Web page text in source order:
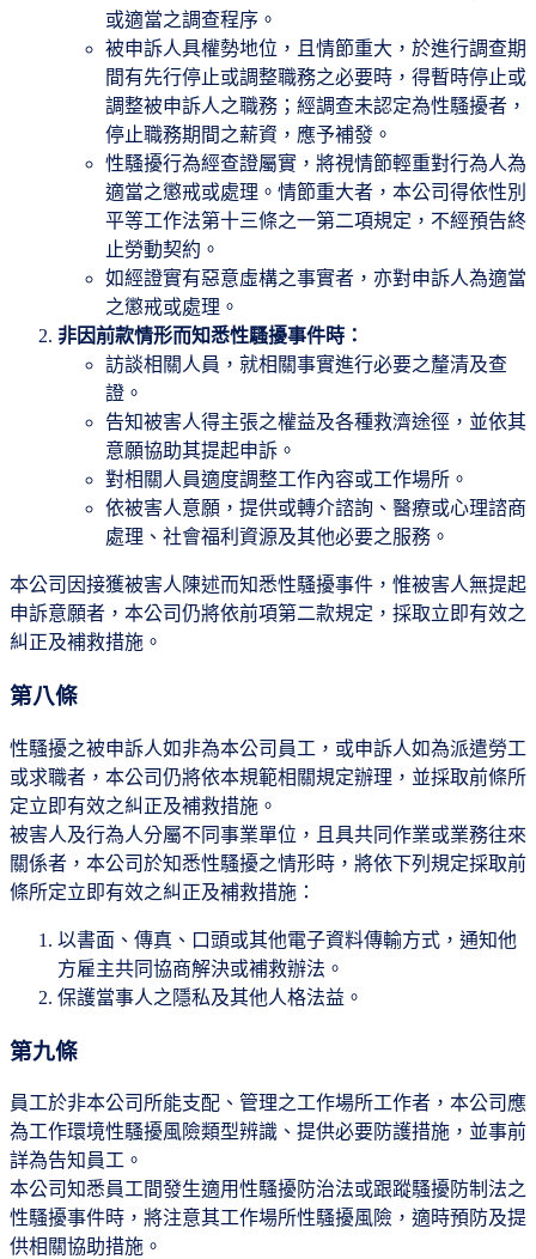
或適當之調查程序。
被申訴人具權勢地位，且情節重大，於進行調查期
間有先行停止或調整職務之必要時，得暫時停止或
調整被申訴人之職務；經調查未認定為性騷擾者，
停止職務期間之薪資，應予補發。
性騷擾行為經查證屬實，將視情節輕重對行為人為
適當之懲戒或處理。情節重大者，本公司得依性別
平等工作法第十三條之一第二項規定，不經預告終
止勞動契約。
如經證實有惡意虛構之事實者，亦對申訴人為適當
之懲戒或處理。
非因前款情形而知悉性騷擾事件時：
訪談相關人員，就相關事實進行必要之釐清及查
證。
告知被害人得主張之權益及各種救濟途徑，並依其
意願協助其提起申訴。
對相關人員適度調整工作內容或工作場所。
依被害人意願，提供或轉介諮詢、醫療或心理諮商
處理、社會福利資源及其他必要之服務。
本公司因接獲被害人陳述而知悉性騷擾事件，惟被害人無提起
申訴意願者，本公司仍將依前項第二款規定，採取立即有效之
糾正及補救措施。
第八條
性騷擾之被申訴人如非為本公司員工，或申訴人如為派遣勞工
或求職者，本公司仍將依本規範相關規定辦理，並採取前條所
定立即有效之糾正及補救措施。
被害人及行為人分屬不同事業單位，且具共同作業或業務往來
關係者，本公司於知悉性騷擾之情形時，將依下列規定採取前
條所定立即有效之糾正及補救措施：
以書面、傳真、口頭或其他電子資料傳輸方式，通知他
方雇主共同協商解決或補救辦法。
保護當事人之隱私及其他人格法益。
第九條
員工於非本公司所能支配、管理之工作場所工作者，本公司應
為工作環境性騷擾風險類型辨識、提供必要防護措施，並事前
詳為告知員工。
本公司知悉員工間發生適用性騷擾防治法或跟蹤騷擾防制法之
性騷擾事件時，將注意其工作場所性騷擾風險，適時預防及提
供相關協助措施。